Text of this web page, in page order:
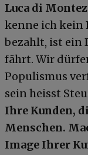
Luca di
kenne ich kein
bezahlt, ist ein
fährt. Wir
Populismus
sein heisst
Ihre Kunden,
Menschen.
Image Ihrer